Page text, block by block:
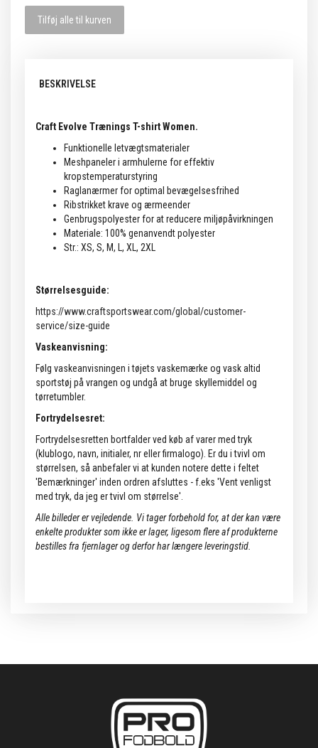
Tilføj alle til kurven
BESKRIVELSE
Craft Evolve Trænings T-shirt Women.
Funktionelle letvægtsmaterialer
Meshpaneler i armhulerne for effektiv
kropstemperaturstyring
Raglanærmer for optimal bevægelsesfrihed
Ribstrikket krave og ærmeender
Genbrugspolyester for at reducere miljøpåvirkningen
Materiale: 100% genanvendt polyester
Str.: XS, S, M, L, XL, 2XL
Størrelsesguide:
https://www.craftsportswear.com/global/customer-
service/size-guide
Vaskeanvisning:
Følg vaskeanvisningen i tøjets vaskemærke og vask altid
sportstøj på vrangen og undgå at bruge skyllemiddel og
tørretumbler.
Fortrydelsesret:
Fortrydelsesretten bortfalder ved køb af varer med tryk
(klublogo, navn, initialer, nr eller firmalogo). Er du i tvivl om
størrelsen, så anbefaler vi at kunden notere dette i feltet
'Bemærkninger' inden ordren afsluttes - f.eks 'Vent venligst
med tryk, da jeg er tvivl om størrelse'.
Alle billeder er vejledende. Vi tager forbehold for, at der kan være
enkelte produkter som ikke er lager, ligesom flere af produkterne
bestilles fra fjernlager og derfor har længere leveringstid.